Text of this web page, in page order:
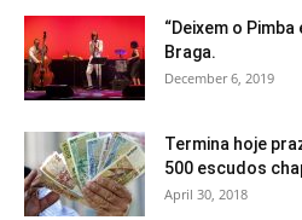
“Deixem o
Braga.
December 6, 2019
Termina hoje
500 escudos
April 30, 2018